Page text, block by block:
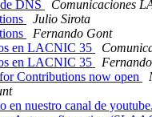
DNS
Comunicaciones
Julio Sirota
Fernando Gont
en LACNIC 35
en LACNIC 35
Contributions now open
nuestro canal de youtube.